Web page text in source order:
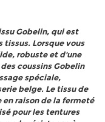
Gobelin, qui est
Lorsque vous
robuste et d'une
coussins Gobelin
spéciale,
belge. Le tissu de
en raison de la fermeté
pour les tentures